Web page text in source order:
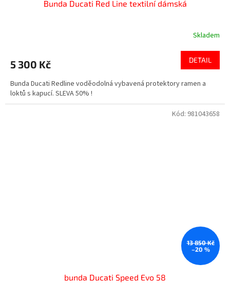
Bunda Ducati Red Line textilní dámská
Skladem
5 300 Kč DETAIL
Bunda Ducati Redline voděodolná vybavená protektory ramen a
loktů s kapucí. SLEVA 50% !
13 850 Kč
–20 %
bunda Ducati Speed Evo 58
Kód: 981043658